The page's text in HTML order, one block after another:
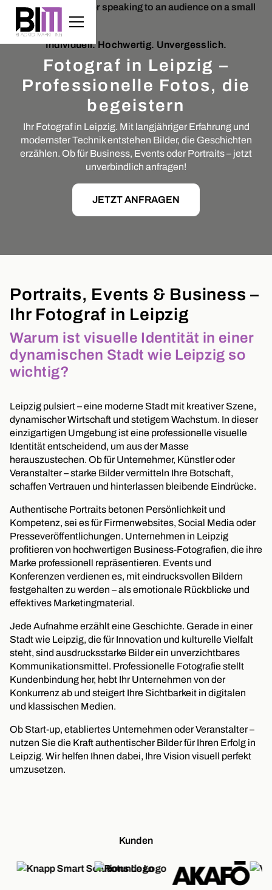
Individuell. Hochwertig. Unvergesslich.
Fotograf in Leipzig –
Professionelle Fotos, die
begeistern
Ihr Fotograf in Leipzig. Mit langjähriger Erfahrung und
modernster Technik entstehen Bilder, die Geschichten
erzählen. Ob für Business, Events oder Portraits – jetzt
unverbindlich anfragen!
JETZT ANFRAGEN
Portraits, Events & Business –
Ihr Fotograf in Leipzig
Warum ist visuelle Identität in einer
dynamischen Stadt wie Leipzig so
wichtig?
Leipzig pulsiert – eine moderne Stadt mit kreativer Szene,
dynamischer Wirtschaft und stetigem Wachstum. In dieser
einzigartigen Umgebung ist eine professionelle visuelle
Identität entscheidend, um aus der Masse
herauszustechen. Ob für Unternehmer, Künstler oder
Veranstalter – starke Bilder vermitteln Ihre Botschaft,
schaffen Vertrauen und hinterlassen bleibende Eindrücke.
Authentische Portraits betonen Persönlichkeit und
Kompetenz, sei es für Firmenwebsites, Social Media oder
Presseveröffentlichungen. Unternehmen in Leipzig
profitieren von hochwertigen Business-Fotografien, die ihre
Marke professionell repräsentieren. Events und
Konferenzen verdienen es, mit eindrucksvollen Bildern
festgehalten zu werden – als emotionale Rückblicke und
effektives Marketingmaterial.
Jede Aufnahme erzählt eine Geschichte. Gerade in einer
Stadt wie Leipzig, die für Innovation und kulturelle Vielfalt
steht, sind ausdrucksstarke Bilder ein unverzichtbares
Kommunikationsmittel. Professionelle Fotografie stellt
Kundenbindung her, hebt Ihr Unternehmen von der
Konkurrenz ab und steigert Ihre Sichtbarkeit in digitalen
und klassischen Medien.
Ob Start-up, etabliertes Unternehmen oder Veranstalter –
nutzen Sie die Kraft authentischer Bilder für Ihren Erfolg in
Leipzig. Wir helfen Ihnen dabei, Ihre Vision visuell perfekt
umzusetzen.
Kunden